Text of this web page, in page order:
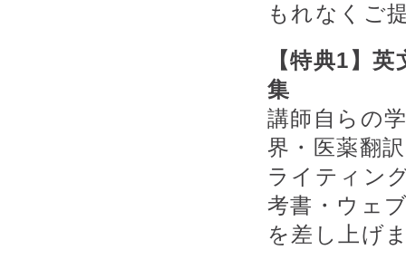
もれなくご
【特典1】
集
講師自らの
界・医薬翻
ライティン
考書・ウェ
を差し上げ